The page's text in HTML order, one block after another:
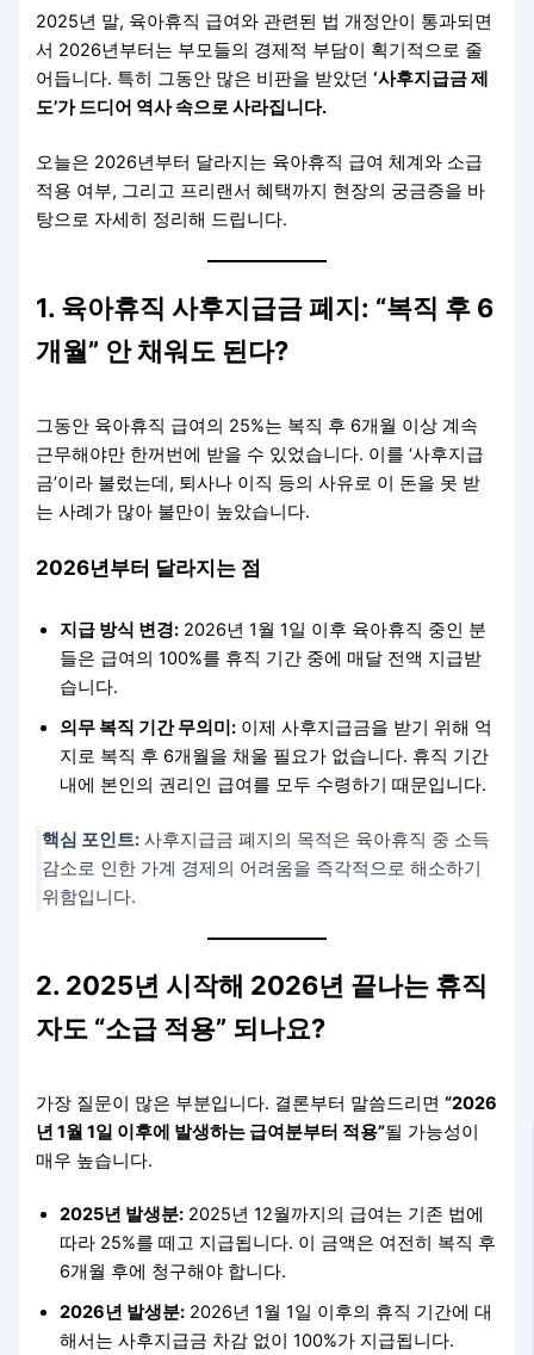
2025년 말, 육아휴직 급여와 관련된 법 개정안이 통과되면
서 2026년부터는 부모들의 경제적 부담이 획기적으로 줄
어듭니다. 특히 그동안 많은 비판을 받았던‘사후지급금 제
도’가 드디어 역사 속으로 사라집니다.
오늘은 2026년부터 달라지는 육아휴직 급여 체계와 소급
적용 여부, 그리고 프리랜서 혜택까지 현장의 궁금증을 바
탕으로 자세히 정리해 드립니다.
1. 육아휴직 사후지급금 폐지: “복직 후 6
개월” 안 채워도 된다?
그동안 육아휴직 급여의 25%는 복직 후 6개월 이상 계속
근무해야만 한꺼번에 받을 수 있었습니다. 이를 ‘사후지급
금’이라 불렀는데, 퇴사나 이직 등의 사유로 이 돈을 못 받
는 사례가 많아 불만이 높았습니다.
2026년부터 달라지는 점
지급 방식 변경: 2026년 1월 1일 이후 육아휴직 중인 분
들은 급여의 100%를 휴직 기간 중에 매달 전액 지급받
습니다.
의무 복직 기간 무의미: 이제 사후지급금을 받기 위해 억
지로 복직 후 6개월을 채울 필요가 없습니다. 휴직 기간
내에 본인의 권리인 급여를 모두 수령하기 때문입니다.
핵심 포인트: 사후지급금 폐지의 목적은 육아휴직 중 소득
감소로 인한 가계 경제의 어려움을 즉각적으로 해소하기
위함입니다.
2. 2025년 시작해 2026년 끝나는 휴직
자도 “소급 적용” 되나요?
가장 질문이 많은 부분입니다. 결론부터 말씀드리면“2026
년 1월 1일 이후에 발생하는 급여분부터 적용”될 가능성이
매우 높습니다.
2025년 발생분: 2025년 12월까지의 급여는 기존 법에
따라 25%를 떼고 지급됩니다. 이 금액은 여전히 복직 후
6개월 후에 청구해야 합니다.
2026년 발생분: 2026년 1월 1일 이후의 휴직 기간에 대
해서는 사후지급금 차감 없이 100%가 지급됩니다.